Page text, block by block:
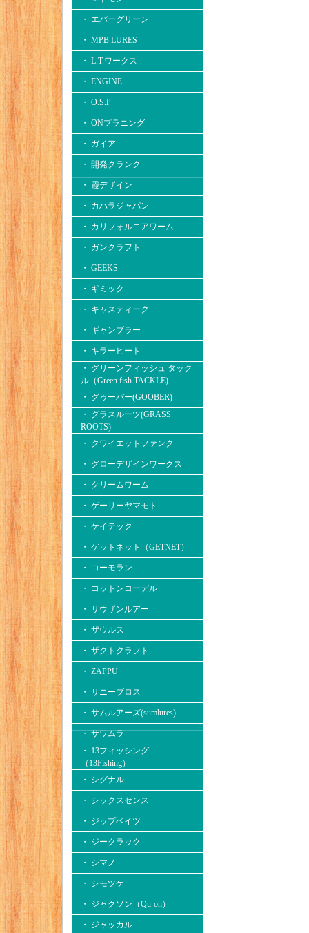
・ エバーグリーン
・ MPB LURES
・ L.T.ワークス
・ ENGINE
・ O.S.P
・ ONプラニング
・ ガイア
・ 開発クランク
・ 霞デザイン
・ カハラジャパン
・ カリフォルニアワーム
・ ガンクラフト
・ GEEKS
・ ギミック
・ キャスティーク
・ ギャンブラー
・ キラーヒート
・ グリーンフィッシュ タック
ル（Green fish TACKLE)
・ グゥーバー(GOOBER)
・ グラスルーツ(GRASS
ROOTS)
・ クワイエットファンク
・ グローデザインワークス
・ クリームワーム
・ ゲーリーヤマモト
・ ケイテック
・ ゲットネット（GETNET）
・ コーモラン
・ コットンコーデル
・ サウザンルアー
・ ザウルス
・ ザクトクラフト
・ ZAPPU
・ サニーブロス
・ サムルアーズ(sumlures)
・ サワムラ
・ 13フィッシング
（13Fishing）
・ シグナル
・ シックスセンス
・ ジップベイツ
・ ジークラック
・ シマノ
・ シモツケ
・ ジャクソン（Qu-on）
・ ジャッカル